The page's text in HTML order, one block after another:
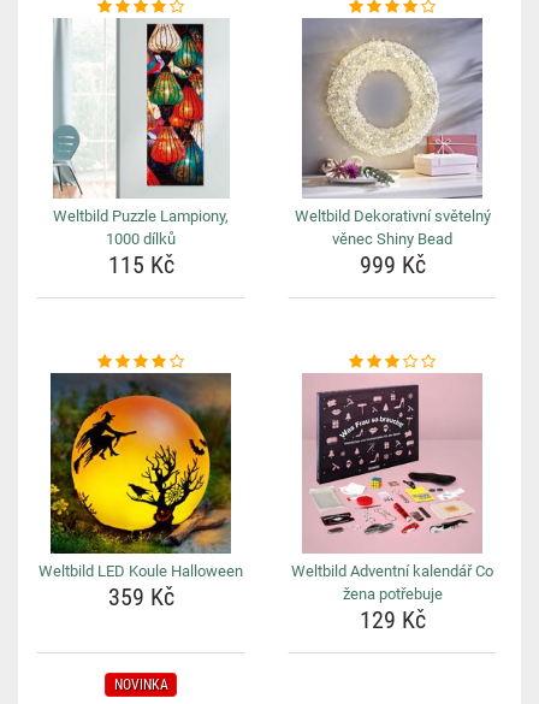
Weltbild Puzzle Lampiony,
1000 dílků
115 Kč
Weltbild Dekorativní světelný
věnec Shiny Bead
999 Kč
Weltbild LED Koule Halloween
359 Kč
Weltbild Adventní kalendář Co
žena potřebuje
129 Kč
NOVINKA